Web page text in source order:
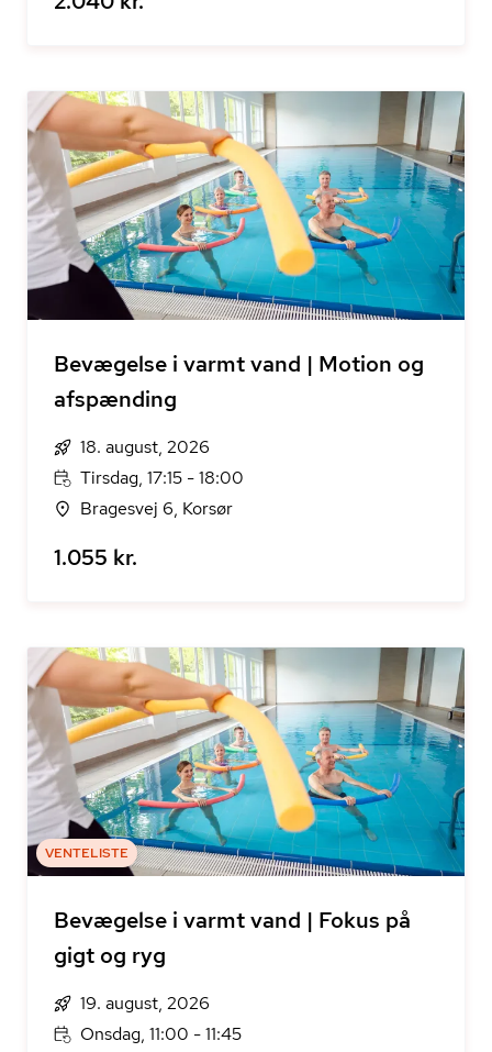
Bevægelse i varmt vand | Motion og
afspænding
18. august, 2026
Tirsdag, 17:15 - 18:00
Bragesvej 6, Korsør
1.055 kr.
VENTELISTE
Bevægelse i varmt vand | Fokus på
gigt og ryg
19. august, 2026
Onsdag, 11:00 - 11:45